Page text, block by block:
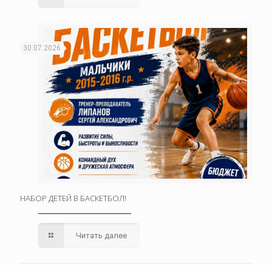
30.07.2026
НАБОР ДЕТЕЙ В БАСКЕТБОЛ!
Читать далее